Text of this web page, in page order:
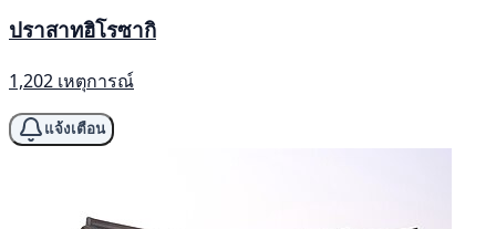
ปราสาทฮิโรซากิ
1,202 เหตุการณ์
แจ้งเตือน